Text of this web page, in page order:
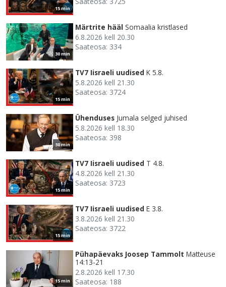
15 min
30 min
Märtrite hääl Somaalia kristlased
6.8.2026 kell 20.30
Saateosa: 334
15 min
TV7 Iisraeli uudised K 5.8.
5.8.2026 kell 21.30
Saateosa: 3724
30 min
Ühenduses Jumala selged juhised
5.8.2026 kell 18.30
Saateosa: 398
15 min
TV7 Iisraeli uudised T 4.8.
4.8.2026 kell 21.30
Saateosa: 3723
15 min
TV7 Iisraeli uudised E 3.8.
3.8.2026 kell 21.30
Saateosa: 3722
15 min
Pühapäevaks Joosep Tammolt Matteuse
14:13-21
2.8.2026 kell 17.30
Saateosa: 188